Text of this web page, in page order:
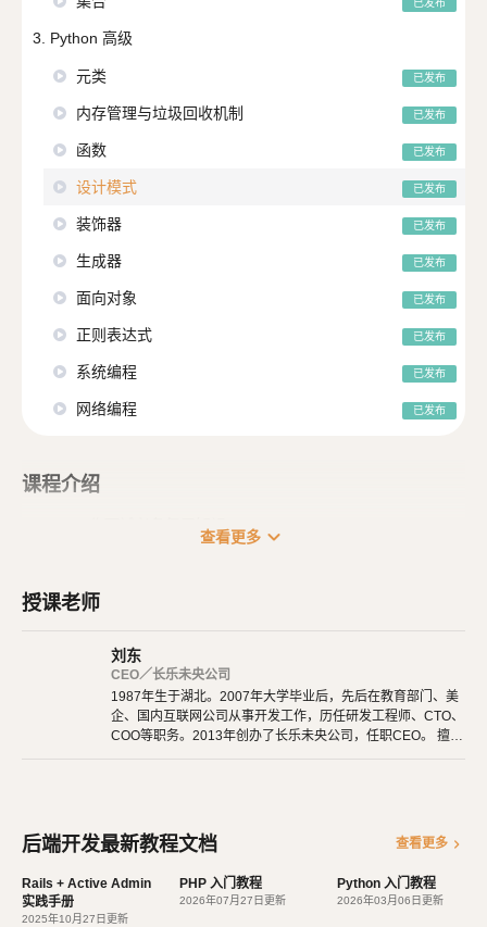
已发布
3. Python 高级
元类 已发布
内存管理与垃圾回收机制 已发布
函数 已发布
设计模式 已发布
装饰器 已发布
生成器 已发布
面向对象 已发布
正则表达式 已发布
系统编程 已发布
网络编程 已发布
课程介绍
Python 工作面试必备复习知识
查看更多 expand_more
授课老师
刘东
CEO／长乐未央公司
1987年生于湖北。2007年大学毕业后，先后在教育部门、美
企、国内互联网公司从事开发工作，历任研发工程师、CTO、
COO等职务。2013年创办了长乐未央公司，任职CEO。 擅长
兴趣，觉得做开发非常快乐，能创造梦想中的产品是一件非常
有幸福感的事情。喜爱阅读，尤其是历史相关的书籍。喜欢音
乐，钢琴、Ukulele都能简单自娱自乐。爱好旅行和美食，人
生梦想之一是希望能带着妻子吃遍全世界。
后端开发最新教程文档 查看更多 chevron_right
Rails + Active Admin
实践手册
2025年10月27日更新
PHP 入门教程
2026年07月27日更新
Python 入门教程
2026年03月06日更新